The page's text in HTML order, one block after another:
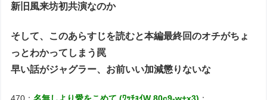
新旧風来坊初共演なのか
そして、このあらすじを読むと本編最終回のオチがちょ
っとわかってしまう罠
早い話がジャグラー、お前いい加減懲りないな